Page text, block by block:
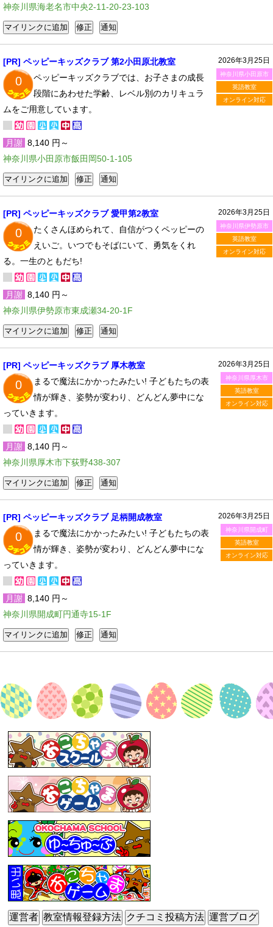
神奈川県海老名市中央2-11-20-23-103
2026年3月25日
神奈川県小田原市
英語教室
オンライン対応
[PR] ペッピーキッズクラブ 第2小田原北教室
0
ペッピーキッズクラブでは、お子さまの成長
段階にあわせた学齢、レベル別のカリキュラ
ムをご用意しています。
月謝 8,140 円～
神奈川県小田原市飯田岡50-1-105
2026年3月25日
神奈川県伊勢原市
英語教室
オンライン対応
[PR] ペッピーキッズクラブ 愛甲第2教室
0
たくさんほめられて、自信がつくペッピーの
えいご。いつでもそばにいて、勇気をくれ
る。一生のともだち!
月謝 8,140 円～
神奈川県伊勢原市東成瀬34-20-1F
2026年3月25日
神奈川県厚木市
英語教室
オンライン対応
[PR] ペッピーキッズクラブ 厚木教室
0
まるで魔法にかかったみたい! 子どもたちの表
情が輝き、姿勢が変わり、どんどん夢中にな
っていきます。
月謝 8,140 円～
神奈川県厚木市下荻野438-307
2026年3月25日
神奈川県開成町
英語教室
オンライン対応
[PR] ペッピーキッズクラブ 足柄開成教室
0
まるで魔法にかかったみたい! 子どもたちの表
情が輝き、姿勢が変わり、どんどん夢中にな
っていきます。
月謝 8,140 円～
神奈川県開成町円通寺15-1F